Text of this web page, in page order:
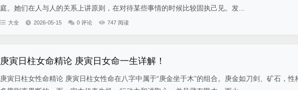
庭。她们在人与人的关系上讲原则，在对待某些事情的时候比较固执己见。发...
大全 2026-05-15 0 评论 747 阅读
庚寅日柱女命精论 庚寅日女命一生详解！
庚寅日柱女性命精论 庚寅日柱女性命在八字中属于“庚金坐于木”的组合。庚金如刀剑、矿石，性